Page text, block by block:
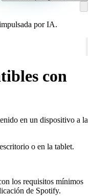
por IA.
con
en un dispositivo a la
o en la tablet.
los requisitos mínimos
de Spotify.